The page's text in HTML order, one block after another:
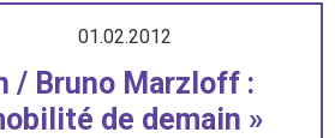
01.02.2012
/ Bruno Marzloff :
de demain »